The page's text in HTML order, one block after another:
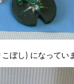
ぼし) になってい